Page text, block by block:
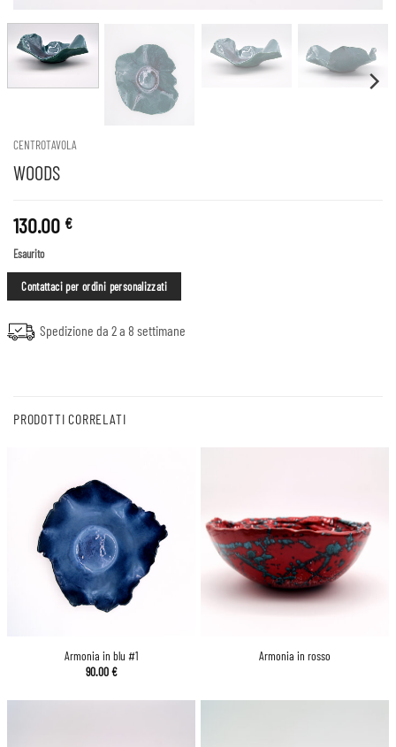
CENTROTAVOLA
WOODS
130.00 €
Esaurito
Contattaci per ordini personalizzati
Spedizione da 2 a 8 settimane
PRODOTTI CORRELATI
Armonia in blu #1
90.00€
Armonia in rosso